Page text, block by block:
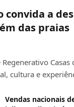
convida a
das praias
Casas
cultura e
Vendas nacionais